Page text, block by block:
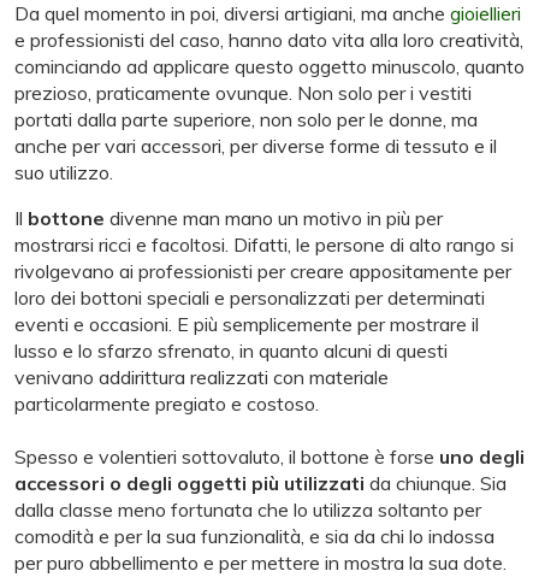
Da quel momento in poi, diversi artigiani, ma anche gioiellieri
e professionisti del caso, hanno dato vita alla loro creatività,
cominciando ad applicare questo oggetto minuscolo, quanto
prezioso, praticamente ovunque. Non solo per i vestiti
portati dalla parte superiore, non solo per le donne, ma
anche per vari accessori, per diverse forme di tessuto e il
suo utilizzo.
Il bottone divenne man mano un motivo in più per
mostrarsi ricci e facoltosi. Difatti, le persone di alto rango si
rivolgevano ai professionisti per creare appositamente per
loro dei bottoni speciali e personalizzati per determinati
eventi e occasioni. E più semplicemente per mostrare il
lusso e lo sfarzo sfrenato, in quanto alcuni di questi
venivano addirittura realizzati con materiale
particolarmente pregiato e costoso.
Spesso e volentieri sottovaluto, il bottone è forse uno degli
accessori o degli oggetti più utilizzati da chiunque. Sia
dalla classe meno fortunata che lo utilizza soltanto per
comodità e per la sua funzionalità, e sia da chi lo indossa
per puro abbellimento e per mettere in mostra la sua dote.